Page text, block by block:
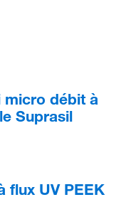
débit à
Suprasil
flux UV PEEK